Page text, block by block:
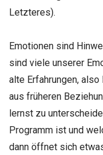
Letzteres).
Emotionen sind
sind viele unserer
alte Erfahrungen,
aus früheren
lernst zu
Programm ist und
dann öffnet sich